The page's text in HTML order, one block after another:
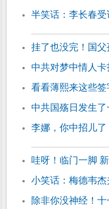
半笑话：李长春受
挂了也没完！国
中共对梦中情人
看看薄熙来这些
中共国殇日发生了
李娜，你中招儿了
哇呀！临门一脚
小笑话：梅德韦杰
除非你没神经！